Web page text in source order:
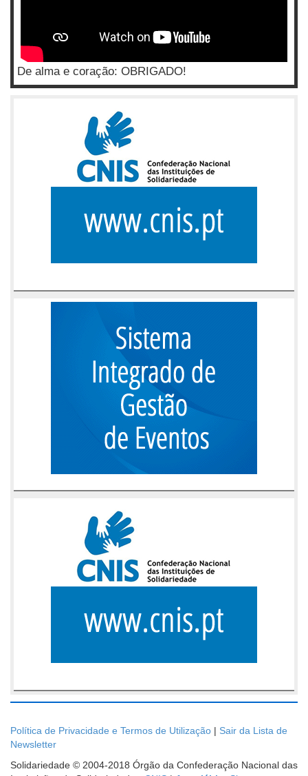
De alma e coração: OBRIGADO!
Política de Privacidade e Termos de Utilização | Sair da Lista de
Newsletter
Solidariedade © 2004-2018 Órgão da Confederação Nacional das